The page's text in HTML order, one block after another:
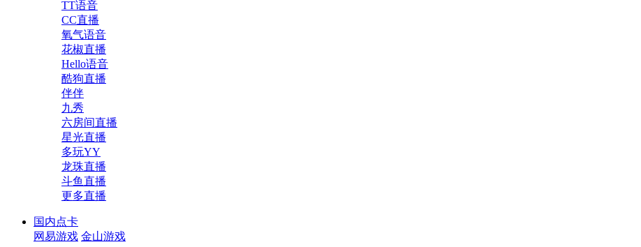
TT语音
CC直播
氧气语音
花椒直播
Hello语音
酷狗直播
伴伴
九秀
六房间直播
星光直播
多玩YY
龙珠直播
斗鱼直播
更多直播
国内点卡
网易游戏 金山游戏